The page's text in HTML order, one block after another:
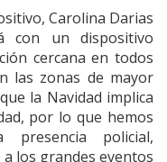
Carolina Darias
con un dispositivo
cercana en todos
las zonas de mayor
la Navidad implica
por lo que hemos
policial,
los grandes eventos